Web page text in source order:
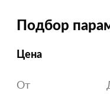
Подбор
Цена
От